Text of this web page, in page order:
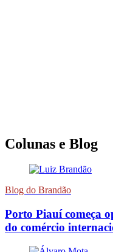
Colunas e Blog
Blog do Brandão
Porto Piauí começa
do comércio